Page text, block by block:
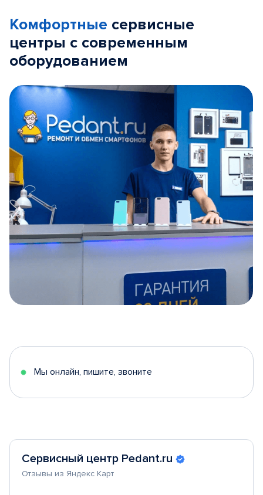
Комфортные сервисные
центры с современным
оборудованием
5
Мы онлайн, пишите, звоните
Сервисный центр Pedant.ru
Отзывы из Яндекс Карт